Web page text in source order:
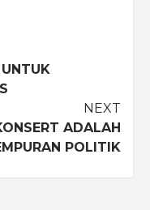
NEXT
ADALAH
POLITIK